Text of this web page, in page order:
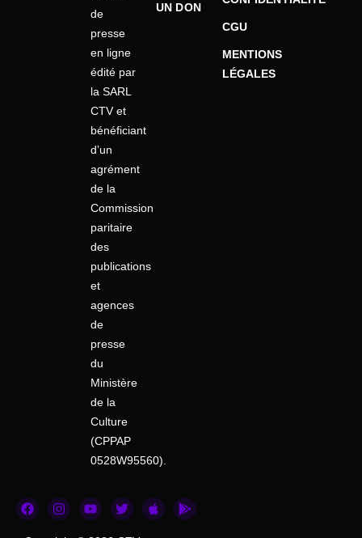
de
presse
en ligne
édité par
la SARL
CTV et
bénéficiant
d’un
agrément
de la
Commission
paritaire
des
publications
et
agences
de
presse
du
Ministère
de la
Culture
(CPPAP
0528W95560).
UN DON
CGU
MENTIONS
LÉGALES
F
a
I
n
Y
o
T
w
A
p
G
o